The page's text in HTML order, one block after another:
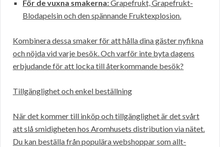
För de vuxna smakerna:Grapefrukt, Grapefrukt-
Blodapelsin och den spännande Fruktexplosion.
Kombinera dessa smaker för att hålla dina gäster nyfikna
och nöjda vid varje besök. Och varför inte byta dagens
erbjudande för att locka till återkommande besök?
Tillgänglighet och enkel beställning
När det kommer till inköp och tillgänglighet är det svårt
att slå smidigheten hos Aromhusets distribution via nätet.
Du kan beställa från populära webshoppar som allt-